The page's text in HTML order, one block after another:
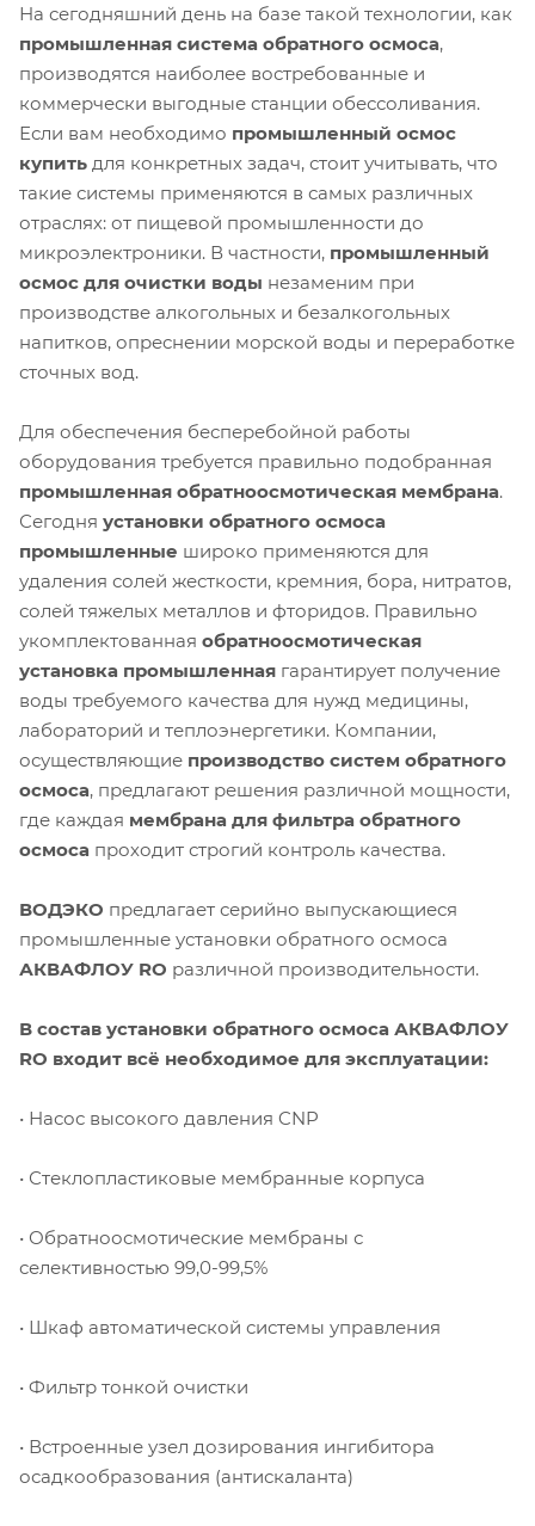
На сегодняшний день на базе такой технологии, как
промышленная система обратного осмоса,
производятся наиболее востребованные и
коммерчески выгодные станции обессоливания.
Если вам необходимо промышленный осмос
купить для конкретных задач, стоит учитывать, что
такие системы применяются в самых различных
отраслях: от пищевой промышленности до
микроэлектроники. В частности, промышленный
осмос для очистки воды незаменим при
производстве алкогольных и безалкогольных
напитков, опреснении морской воды и переработке
сточных вод.
Для обеспечения бесперебойной работы
оборудования требуется правильно подобранная
промышленная обратноосмотическая мембрана.
Сегодня установки обратного осмоса
промышленные широко применяются для
удаления солей жесткости, кремния, бора, нитратов,
солей тяжелых металлов и фторидов. Правильно
укомплектованная обратноосмотическая
установка промышленная гарантирует получение
воды требуемого качества для нужд медицины,
лабораторий и теплоэнергетики. Компании,
осуществляющие производство систем обратного
осмоса, предлагают решения различной мощности,
где каждая мембрана для фильтра обратного
осмоса проходит строгий контроль качества.
ВОДЭКО предлагает серийно выпускающиеся
промышленные установки обратного осмоса
АКВАФЛОУ RO различной производительности.
В состав установки обратного осмоса АКВАФЛОУ
RO входит всё необходимое для эксплуатации:
• Насос высокого давления CNP
• Стеклопластиковые мембранные корпуса
• Обратноосмотические мембраны с
селективностью 99,0-99,5%
• Шкаф автоматической системы управления
• Фильтр тонкой очистки
• Встроенные узел дозирования ингибитора
осадкообразования (антискаланта)